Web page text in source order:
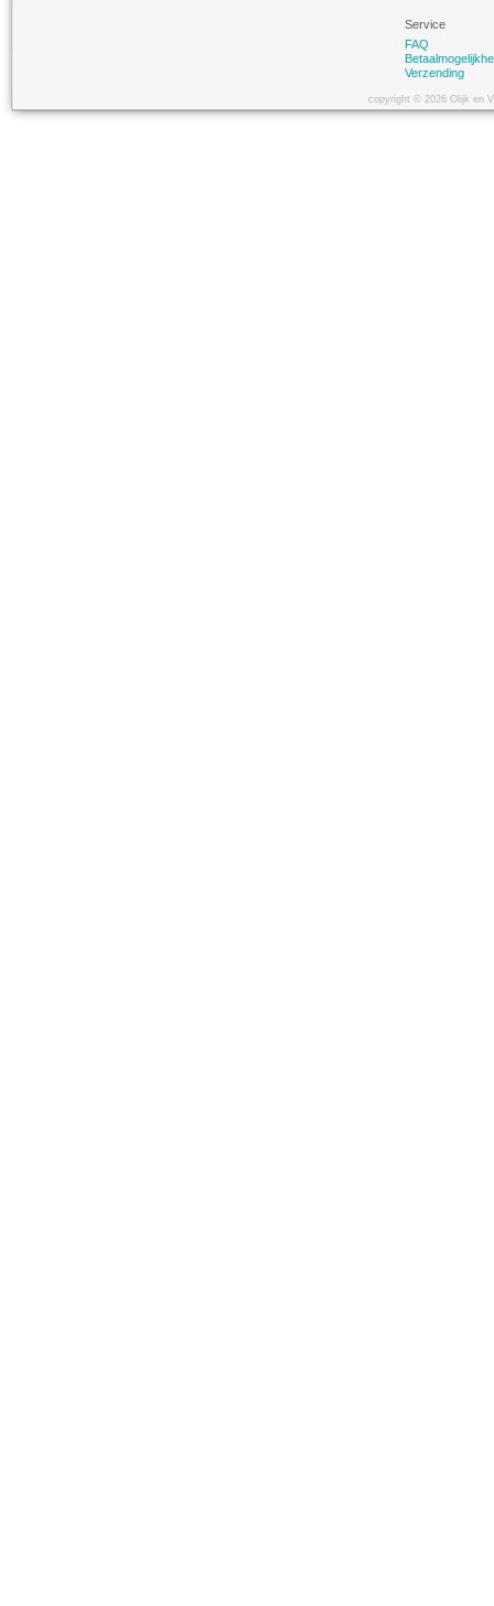
Service
FAQ
Verzending
copyright © 2026 Olijk en